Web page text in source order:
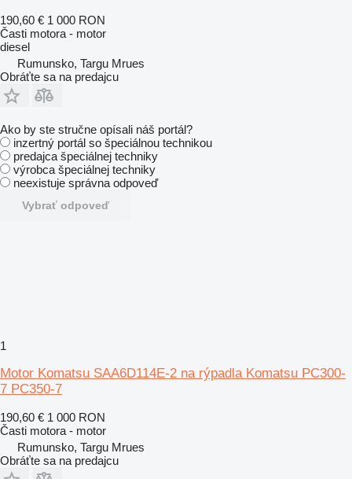
190,60 € 1 000 RON
Časti motora - motor
diesel
Rumunsko, Targu Mrues
Obráťte sa na predajcu
Ako by ste stručne opísali náš portál?
inzertný portál so špeciálnou technikou
predajca špeciálnej techniky
výrobca špeciálnej techniky
neexistuje správna odpoveď
Vybrať odpoveď
1
Motor Komatsu SAA6D114E-2 na rýpadla Komatsu PC300-
7 PC350-7
190,60 € 1 000 RON
Časti motora - motor
Rumunsko, Targu Mrues
Obráťte sa na predajcu